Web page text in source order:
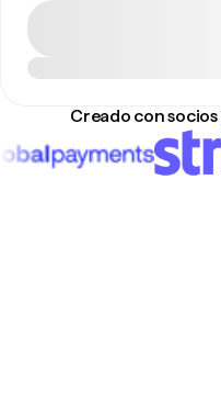
Creado con